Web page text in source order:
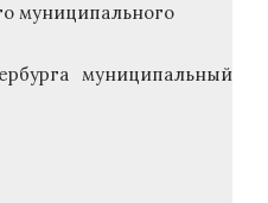
муниципального
муниципальный